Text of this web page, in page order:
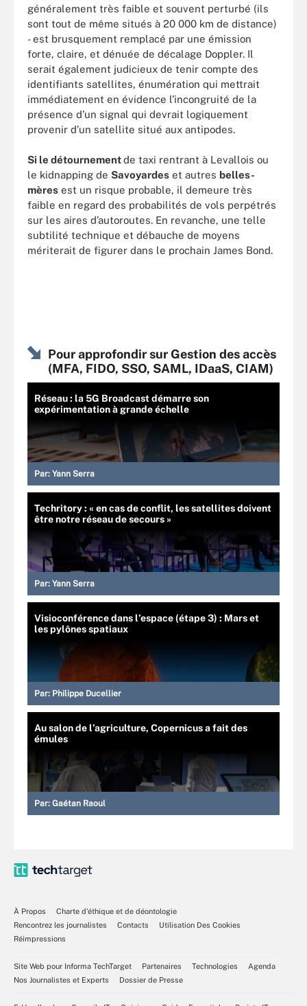
généralement très faible et souvent perturbé (ils
sont tout de même situés à 20 000 km de distance)
- est brusquement remplacé par une émission
forte, claire, et dénuée de décalage Doppler. Il
serait également judicieux de tenir compte des
identifiants satellites, énumération qui mettrait
immédiatement en évidence l’incongruité de la
présence d’un signal qui devrait logiquement
provenir d’un satellite situé aux antipodes.
Si le détournementde taxi rentrant à Levallois ou
le kidnapping de Savoyardes et autres belles-
mères est un risque probable, il demeure très
faible en regard des probabilités de vols perpétrés
sur les aires d’autoroutes. En revanche, une telle
subtilité technique et débauche de moyens
mériterait de figurer dans le prochain James Bond.
Pour approfondir sur Gestion des accès
(MFA, FIDO, SSO, SAML, IDaaS, CIAM)
Réseau : la 5G Broadcast démarre son
expérimentation à grande échelle
Par: Yann Serra
Techritory : « en cas de conflit, les satellites doivent
être notre réseau de secours »
Par: Yann Serra
Visioconférence dans l’espace (étape 3) : Mars et
les pylônes spatiaux
Par: Philippe Ducellier
Au salon de l’agriculture, Copernicus a fait des
émules
Par: Gaétan Raoul
À Propos
Charte d’éthique et de déontologie
Rencontrez les journalistes
Contacts
Utilisation Des Cookies
Réimpressions
Site Web pour Informa TechTarget Partenaires Technologies
Agenda
Nos Journalistes et Experts
Dossier de Presse